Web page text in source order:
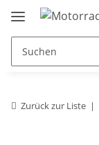
Zurück zur Liste